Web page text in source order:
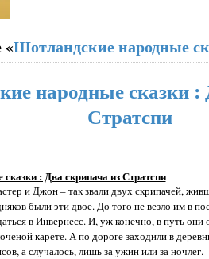
«Шотландские народные
народные сказки :
Стратспи
: Два скрипача из Стратспи
и Джон – так звали двух скрипачей,
были эти двое. До того не везло им в
в Инвернесс. И, уж конечно, в путь они
карете. А по дороге заходили в
а случалось, лишь за ужин или за ночлег.